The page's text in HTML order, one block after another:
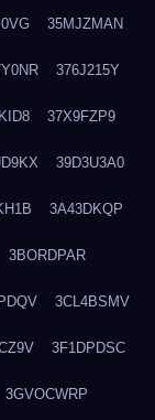
35MJZMAN
376J215Y
37X9FZP9
39D3U3A0
3A43DKQP
3BORDPAR
3CL4BSMV
3F1DPDSC
3GVOCWRP